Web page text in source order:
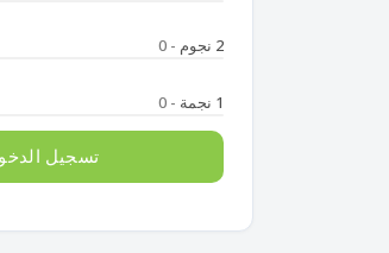
2 نجوم - 0
1 نجمة - 0
تسجيل